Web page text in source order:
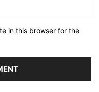
in this browser for the